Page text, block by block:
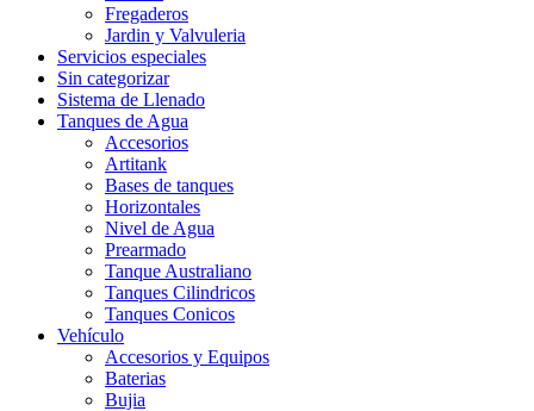
Fregaderos
Jardin y Valvuleria
Servicios especiales
Sin categorizar
Sistema de Llenado
Tanques de Agua
Accesorios
Artitank
Bases de tanques
Horizontales
Nivel de Agua
Prearmado
Tanque Australiano
Tanques Cilindricos
Tanques Conicos
Vehículo
Accesorios y Equipos
Baterias
Bujia